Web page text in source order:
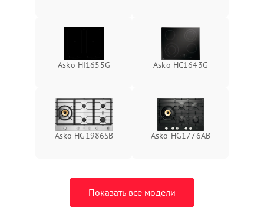
Asko HI1655G Asko HC1643G
Asko HG1986SB Asko HG1776AB
Показать все модели